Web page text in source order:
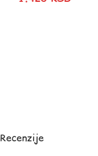
Recenzije